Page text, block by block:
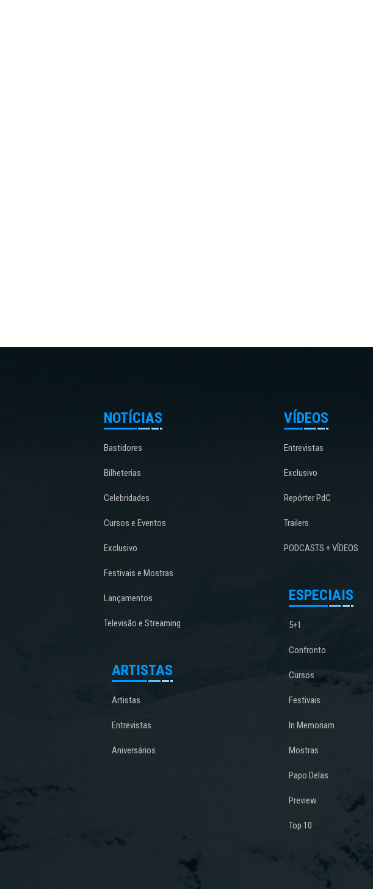
NOTÍCIAS
Bastidores
Bilheterias
Celebridades
Cursos e Eventos
Exclusivo
Festivais e Mostras
Lançamentos
Televisão e Streaming
ARTISTAS
Artistas
Entrevistas
Aniversários
VÍDEOS
Entrevistas
Exclusivo
Repórter PdC
Trailers
PODCASTS + VÍDEOS
ESPECIAIS
5+1
Confronto
Cursos
Festivais
In Memoriam
Mostras
Papo Delas
Preview
Top 10